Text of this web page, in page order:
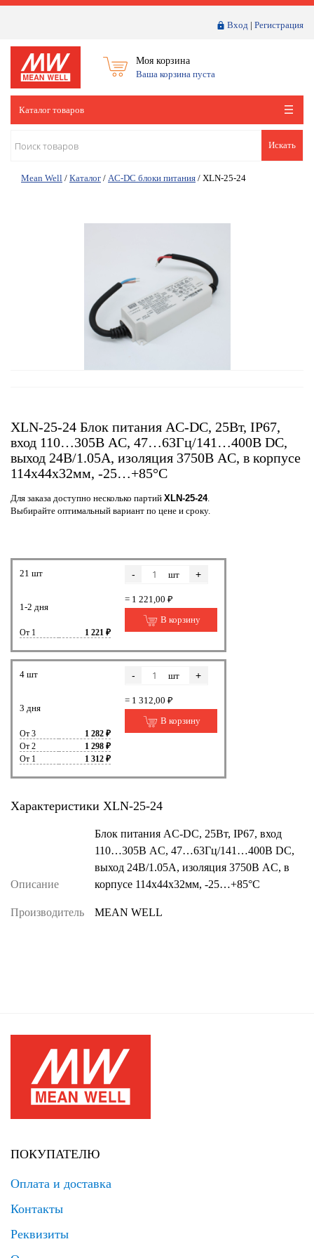
Вход | Регистрация
Моя корзина
Ваша корзина пуста
Каталог товаров
Искать
Mean Well / Каталог / AC-DC блоки питания / XLN-25-24
XLN-25-24 Блок питания AC-DC, 25Вт, IP67,
вход 110…305В AC, 47…63Гц/141…400В DC,
выход 24В/1.05А, изоляция 3750В AC, в корпусе
114х44х32мм, -25…+85°С
Для заказа доступно несколько партий XLN-25-24.
Выбирайте оптимальный вариант по цене и сроку.
21 шт
1-2 дня
От 1 1 221 ₽
- шт +
= 1 221,00 ₽
В корзину
4 шт
3 дня
От 3
1 282 ₽
От 2
1 298 ₽
От 1
1 312 ₽
- шт +
= 1 312,00 ₽
В корзину
Характеристики XLN-25-24
Описание
Блок питания AC-DC, 25Вт, IP67, вход
110…305В AC, 47…63Гц/141…400В DC,
выход 24В/1.05А, изоляция 3750В AC, в
корпусе 114х44х32мм, -25…+85°С
Производитель MEAN WELL
ПОКУПАТЕЛЮ
Оплата и доставка
Контакты
Реквизиты